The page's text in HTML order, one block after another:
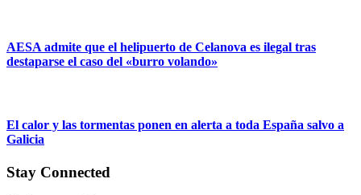
AESA admite que el helipuerto de Celanova es ilegal tras
destaparse el caso del «burro volando»
El calor y las tormentas ponen en alerta a toda España salvo a
Galicia
Stay Connected